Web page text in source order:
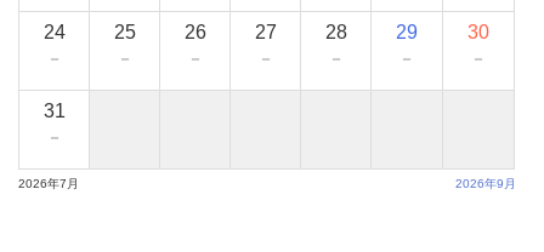
24
－
25
－
26
－
27
－
28
－
29
－
30
－
31
－
2026年7月 2026年9月